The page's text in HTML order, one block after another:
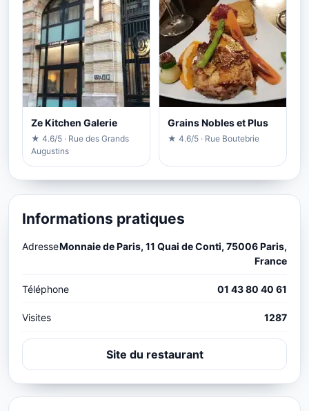
Ze Kitchen Galerie
★ 4.6/5 · Rue des Grands
Augustins
Grains Nobles et Plus
★ 4.6/5 · Rue Boutebrie
Informations pratiques
AdresseMonnaie de Paris, 11 Quai de Conti, 75006 Paris,
France
Téléphone 01 43 80 40 61
Visites 1287
Site du restaurant